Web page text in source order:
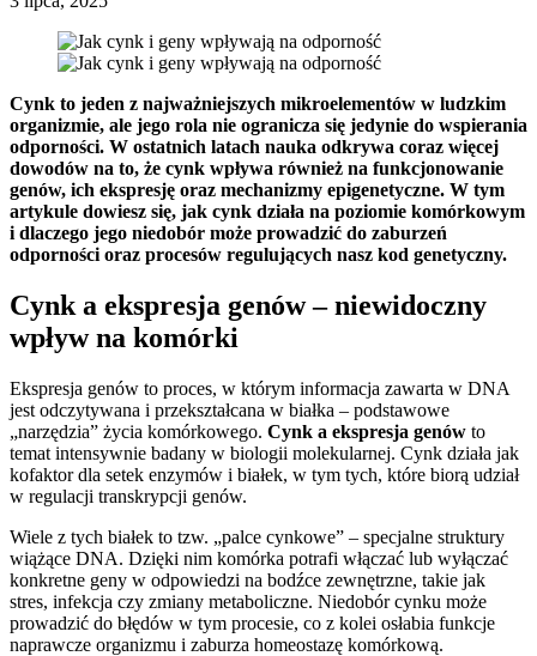
Cynk to jeden z najważniejszych mikroelementów w ludzkim
organizmie, ale jego rola nie ogranicza się jedynie do wspierania
odporności. W ostatnich latach nauka odkrywa coraz więcej
dowodów na to, że cynk wpływa również na funkcjonowanie
genów, ich ekspresję oraz mechanizmy epigenetyczne. W tym
artykule dowiesz się, jak cynk działa na poziomie komórkowym
i dlaczego jego niedobór może prowadzić do zaburzeń
odporności oraz procesów regulujących nasz kod genetyczny.
Cynk a ekspresja genów – niewidoczny
wpływ na komórki
Ekspresja genów to proces, w którym informacja zawarta w DNA
jest odczytywana i przekształcana w białka – podstawowe
„narzędzia” życia komórkowego. Cynk a ekspresja genów to
temat intensywnie badany w biologii molekularnej. Cynk działa jak
kofaktor dla setek enzymów i białek, w tym tych, które biorą udział
w regulacji transkrypcji genów.
Wiele z tych białek to tzw. „palce cynkowe” – specjalne struktury
wiążące DNA. Dzięki nim komórka potrafi włączać lub wyłączać
konkretne geny w odpowiedzi na bodźce zewnętrzne, takie jak
stres, infekcja czy zmiany metaboliczne. Niedobór cynku może
prowadzić do błędów w tym procesie, co z kolei osłabia funkcje
naprawcze organizmu i zaburza homeostazę komórkową.